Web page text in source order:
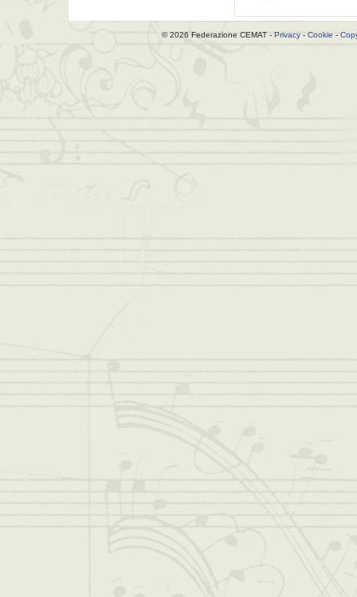
© 2026 Federazione CEMAT - Privacy - Cookie -